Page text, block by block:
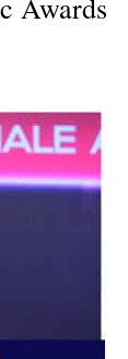
Awards